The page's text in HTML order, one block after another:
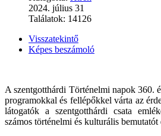
2024. július 31
Találatok: 14126
Visszatekintő
Képes beszámoló
A szentgotthárdi Történelmi napok 360.
programokkal és fellépőkkel várta az
látogatók a szentgotthárdi csata
számos történelmi és kulturális bemutatót